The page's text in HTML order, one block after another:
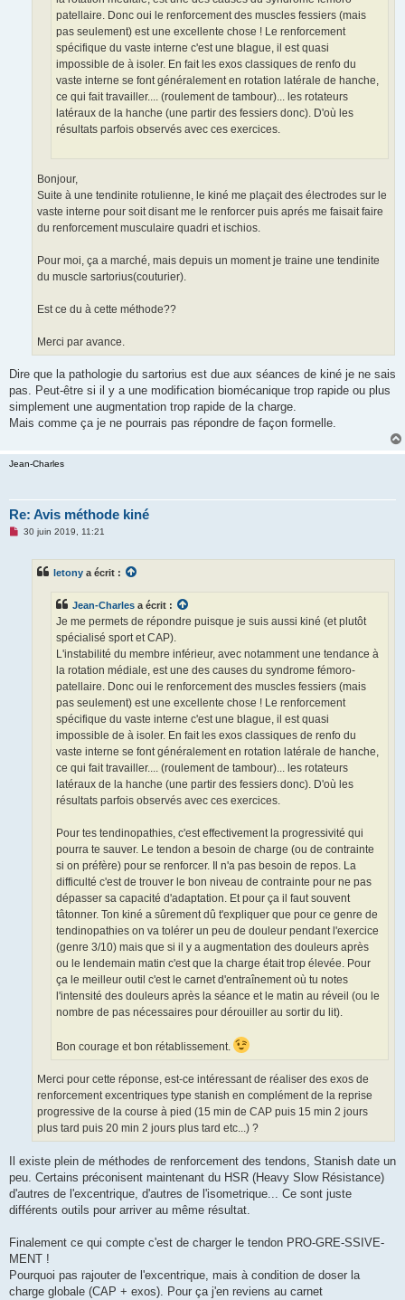
patellaire. Donc oui le renforcement des muscles fessiers (mais
pas seulement) est une excellente chose ! Le renforcement
spécifique du vaste interne c'est une blague, il est quasi
impossible de à isoler. En fait les exos classiques de renfo du
vaste interne se font généralement en rotation latérale de hanche,
ce qui fait travailler.... (roulement de tambour)... les rotateurs
latéraux de la hanche (une partir des fessiers donc). D'où les
résultats parfois observés avec ces exercices.
Bonjour,
Suite à une tendinite rotulienne, le kiné me plaçait des électrodes sur le
vaste interne pour soit disant me le renforcer puis aprés me faisait faire
du renforcement musculaire quadri et ischios.
Pour moi, ça a marché, mais depuis un moment je traine une tendinite
du muscle sartorius(couturier).
Est ce du à cette méthode??
Merci par avance.
Dire que la pathologie du sartorius est due aux séances de kiné je ne sais
pas. Peut-être si il y a une modification biomécanique trop rapide ou plus
simplement une augmentation trop rapide de la charge.
Mais comme ça je ne pourrais pas répondre de façon formelle.
Jean-Charles
Re: Avis méthode kiné
M30 juin 2019, 11:21
letony a écrit :
Jean-Charles a écrit :
Je me permets de répondre puisque je suis aussi kiné (et plutôt
spécialisé sport et CAP).
L'instabilité du membre inférieur, avec notamment une tendance à
la rotation médiale, est une des causes du syndrome fémoro-
patellaire. Donc oui le renforcement des muscles fessiers (mais
pas seulement) est une excellente chose ! Le renforcement
spécifique du vaste interne c'est une blague, il est quasi
impossible de à isoler. En fait les exos classiques de renfo du
vaste interne se font généralement en rotation latérale de hanche,
ce qui fait travailler.... (roulement de tambour)... les rotateurs
latéraux de la hanche (une partir des fessiers donc). D'où les
résultats parfois observés avec ces exercices.
Pour tes tendinopathies, c'est effectivement la progressivité qui
pourra te sauver. Le tendon a besoin de charge (ou de contrainte
si on préfère) pour se renforcer. Il n'a pas besoin de repos. La
difficulté c'est de trouver le bon niveau de contrainte pour ne pas
dépasser sa capacité d'adaptation. Et pour ça il faut souvent
tâtonner. Ton kiné a sûrement dû t'expliquer que pour ce genre de
tendinopathies on va tolérer un peu de douleur pendant l'exercice
(genre 3/10) mais que si il y a augmentation des douleurs après
ou le lendemain matin c'est que la charge était trop élevée. Pour
ça le meilleur outil c'est le carnet d'entraînement où tu notes
l'intensité des douleurs après la séance et le matin au réveil (ou le
nombre de pas nécessaires pour dérouiller au sortir du lit).
Bon courage et bon rétablissement.
Merci pour cette réponse, est-ce intéressant de réaliser des exos de
renforcement excentriques type stanish en complément de la reprise
progressive de la course à pied (15 min de CAP puis 15 min 2 jours
plus tard puis 20 min 2 jours plus tard etc...) ?
Il existe plein de méthodes de renforcement des tendons, Stanish date un
peu. Certains préconisent maintenant du HSR (Heavy Slow Résistance)
d'autres de l'excentrique, d'autres de l'isometrique... Ce sont juste
différents outils pour arriver au même résultat.
Finalement ce qui compte c'est de charger le tendon PRO-GRE-SSIVE-
MENT !
Pourquoi pas rajouter de l'excentrique, mais à condition de doser la
charge globale (CAP + exos). Pour ça j'en reviens au carnet